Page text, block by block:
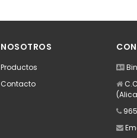
NOSOTROS
Productos
Contacto